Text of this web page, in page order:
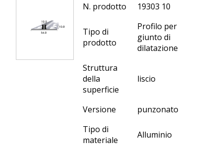
N. prodotto 19303 10
Tipo di
prodotto
Profilo per
giunto di
dilatazione
Struttura
della
superficie
liscio
Versione
punzonato
Tipo di
materiale
Alluminio